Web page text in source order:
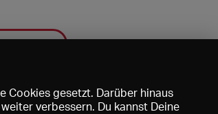
Cookies gesetzt. Darüber hinaus
verbessern. Du kannst Deine